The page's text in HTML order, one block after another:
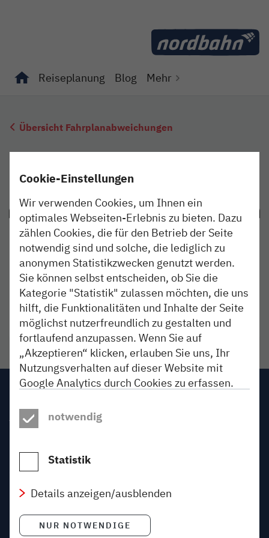
Reiseplanung Blog Mehr
Übersicht Fahrplanabweichungen
Alle angekündigten Baumaßnahmen und
Fahrplanänderungen im August 2026
Liste ansehen- Download als PDF
Link öffnet in neuem Fenster
Impressum
AGB
Gewinnspiele
Beförderungsbedingungen
Über den Blog
Cookie-Einstellungen
Wir verwenden Cookies, um Ihnen ein
optimales Webseiten-Erlebnis zu bieten. Dazu
zählen Cookies, die für den Betrieb der Seite
notwendig sind und solche, die lediglich zu
anonymen Statistikzwecken genutzt werden.
Sie können selbst entscheiden, ob Sie die
Kategorie "Statistik" zulassen möchten, die uns
hilft, die Funktionalitäten und Inhalte der Seite
möglichst nutzerfreundlich zu gestalten und
fortlaufend anzupassen. Wenn Sie auf
„Akzeptieren“ klicken, erlauben Sie uns, Ihr
Nutzungsverhalten auf dieser Website mit
Google Analytics durch Cookies zu erfassen.
verbessern und Inhalte für Sie personalisieren.
Google führt diese Informationen ggf. mit
Daten unter Umständen in die USA und stellt
sie Dritten zur Aussteuerung von
Werbeanzeigen zur Verfügung. Ein dem
Rechtsrahmen der Europäischen Union
gegenüber angemessenes Datenschutzniveau
kann dabei nicht garantiert werden. Ein Zugriff
notwendig
Statistik
Details anzeigen/ausblenden
NUR NOTWENDIGE